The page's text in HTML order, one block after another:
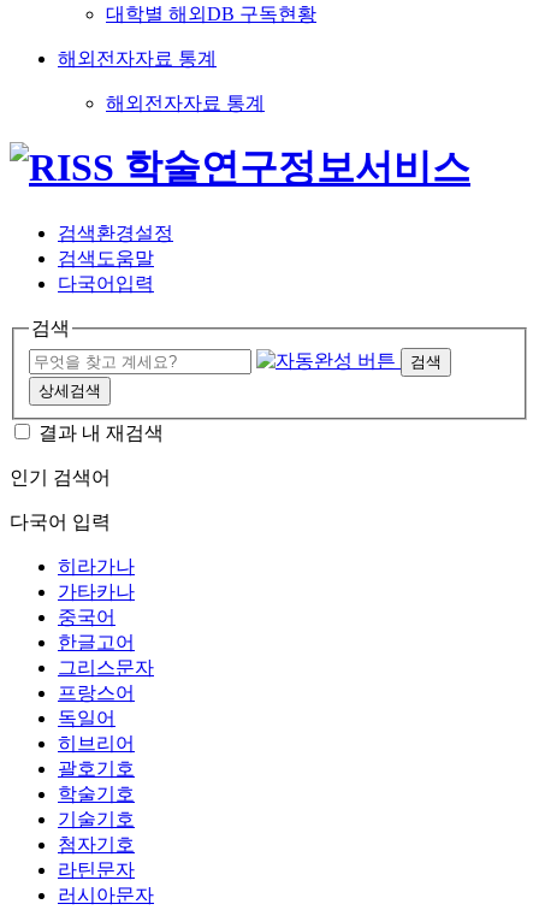
대학별 해외DB 구독현황
해외전자자료 통계
해외전자자료 통계
검색환경설정
검색도움말
다국어입력
검색
검색
상세검색
결과 내 재검색
인기 검색어
다국어 입력
히라가나
가타카나
중국어
한글고어
그리스문자
프랑스어
독일어
히브리어
괄호기호
학술기호
기술기호
첨자기호
라틴문자
러시아문자